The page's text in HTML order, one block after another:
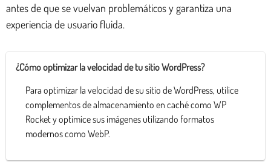
antes de que se vuelvan problemáticos y garantiza una
experiencia de usuario fluida.
¿Cómo optimizar la velocidad de tu sitio WordPress?
Para optimizar la velocidad de su sitio de WordPress, utilice
complementos de almacenamiento en caché como WP
Rocket y optimice sus imágenes utilizando formatos
modernos como WebP.